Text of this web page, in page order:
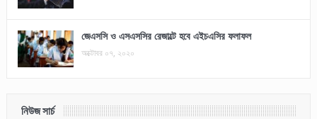
জেএসসি ও এসএসসির রেজাল্টে হবে এইচএসির ফলাফল
অক্টোবর ০৭, ২০২০
নিউজ সার্চ